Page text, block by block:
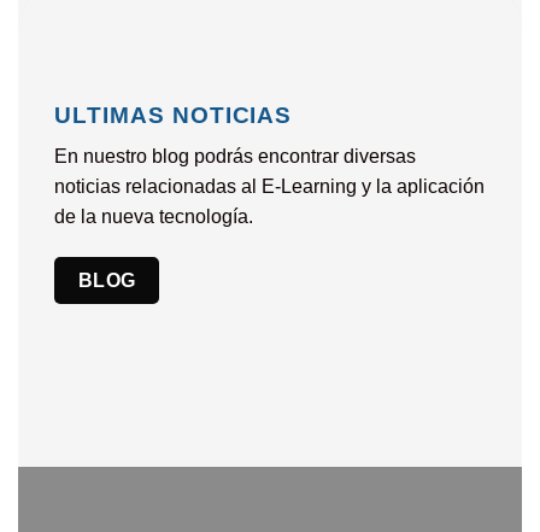
ULTIMAS NOTICIAS
En nuestro blog podrás encontrar diversas
noticias relacionadas al E-Learning y la aplicación
de la nueva tecnología.
BLOG